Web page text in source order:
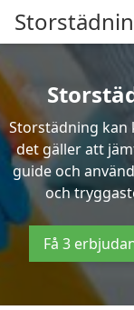
Storstädning kan
det gäller att
guide och
och
Få 3